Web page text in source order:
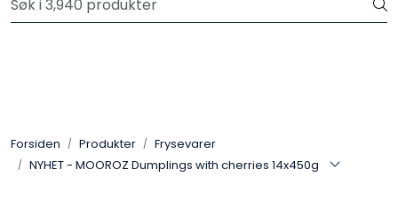
Skip to main content
Velkommen til vår nye nettbutikk! Trykk her for å lese mer
Forsiden Produkter
Frysevarer
NYHET - MOOROZ Dumplings with cherries 14x450g
Restaurantprodukter